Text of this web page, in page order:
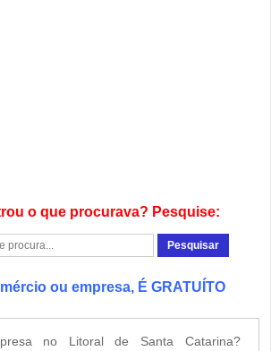
o que procurava? Pesquise:
ou empresa, É GRATUÍTO
no Litoral de Santa Catarina?